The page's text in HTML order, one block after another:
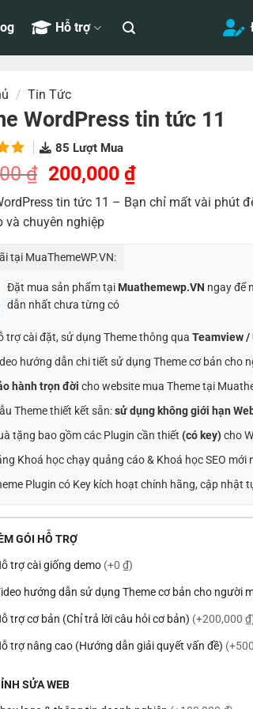
Hỗ trợ
/ Tin Tức
WordPress tin tức 11
85 Lượt Mua
₫ Giá
gốc
là:
900,000 ₫.
200,000 ₫Giá
hiện
tại
tin tức 11 – Bạn chỉ mất vài phút
và chuyên nghiệp
tại MuaThemeWP.VN:
Đặt mua sản phẩm tại Muathemewp.VN ngay để
dẫn nhất chưa từng có
trợ cài đặt, sử dụng Theme thông qua Teamview
hướng dẫn chi tiết sử dụng Theme cơ bản cho
hành trọn đời cho website mua Theme tại
Theme thiết kết sẵn:sử dụng không giới hạn
tặng bao gồm các Plugin cần thiết (có key)cho
Khoá học chạy quảng cáo & Khoá học SEO mới
Plugin có Key kích hoạt chính hãng, cập nhật
GÓI HỖ TRỢ
trợ cài giống demo (+0 ₫)
hướng dẫn sử dụng Theme cơ bản cho người
trợ cơ bản (Chỉ trả lời câu hỏi cơ bản) (+200,000
trợ nâng cao (Hướng dẫn giải quyết vấn đề)
SỬA WEB